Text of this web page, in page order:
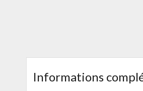
Informations